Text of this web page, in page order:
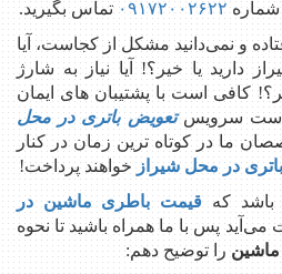
شماره۰۹۱۷۲۰۰۲۶۲۲ تماس بگیرید.
و نمی‌دانید مشکل از کجاست، آیا
دارید یا خیر؟! آیا نیاز به شارژ
کافی است با پشتیبان های ایمان
سرویستعویض باتری در محل
ما در کوتاه ترین زمان در کنار
در محل شیراز خواهند پرداخت!
باشد کهقیمت باطری ماشین در
پس با ما همراه باشید تا نحوه
ماشینرا توضیح دهم: